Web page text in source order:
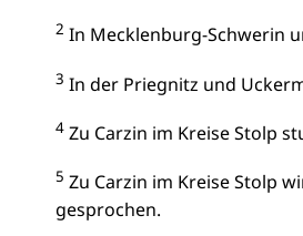
2 In Mecklenburg-Schwerin
3 In der Priegnitz und
4 Zu Carzin im Kreise Stolp
5 Zu Carzin im Kreise Stolp
gesprochen.